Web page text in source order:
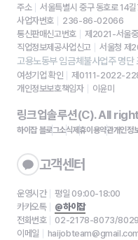
주소
서울특별시 중구 동호로 14
사업자번호
236-86-02066
통신판매신고번호
제2021-서울
직업정보제공사업신고
서울청 제
고용노동부 임금체불사업주 명단
여성기업 확인
제0111-2022-
개인정보보호책임자
이윤미
링크업솔루션(C). All
하이잡 블로그소식제휴이용약관개인정
고객센터
운영시간
평일 09:00-18:00
카카오톡
@하이잡
전화번호
02-2178-8073/8029
이메일